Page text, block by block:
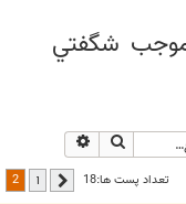
موجب شگفتي
جستجو
تعداد پست ها:18 قبلی 1
2